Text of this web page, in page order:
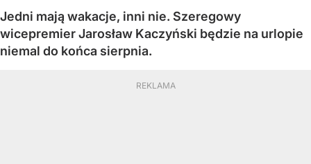
Jedni mają wakacje, inni nie. Szeregowy
wicepremier Jarosław Kaczyński będzie na urlopie
niemal do końca sierpnia.